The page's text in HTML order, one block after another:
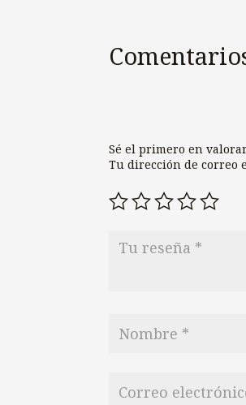
Sé el primero en
Tu dirección de correo